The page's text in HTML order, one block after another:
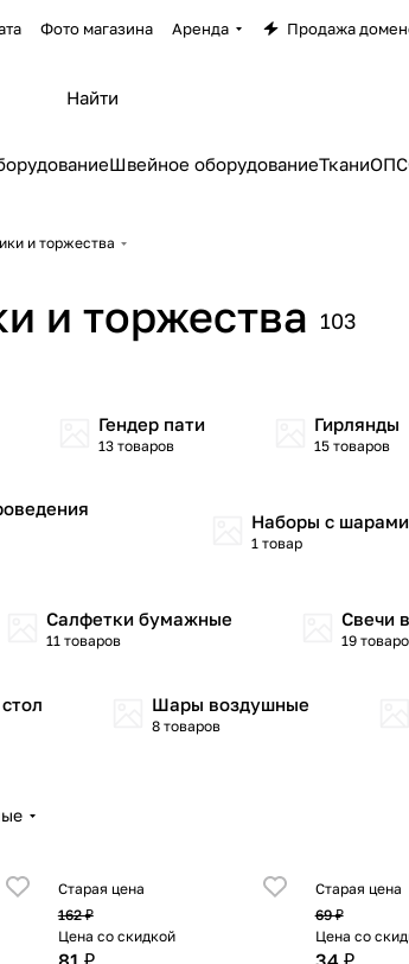
Фото магазина Аренда Продажа
Швейное оборудованиеТканиОПС
и торжества
и торжества 103
Гендер пати
13 товаров
Гирлянды
15 товаров
Наборы с шарами
1 товар
Салфетки бумажные
11 товаров
Свечи
19
Шары воздушные
8 товаров
Старая цена
162 ₽
Цена со скидкой
Старая цена
69 ₽
Цена со